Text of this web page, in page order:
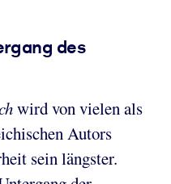
des
wird von vielen als
Autors
sein längster.